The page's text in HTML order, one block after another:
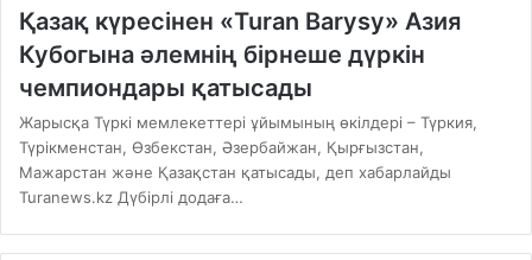
Қазақ күресінен «Turan Barysy» Азия
Кубогына әлемнің бірнеше дүркін
чемпиондары қатысады
Жарысқа Түркі мемлекеттері ұйымының өкілдері – Түркия,
Түрікменстан, Өзбекстан, Әзербайжан, Қырғызстан,
Мажарстан және Қазақстан қатысады, деп хабарлайды
Turanews.kz Дүбірлі додаға…